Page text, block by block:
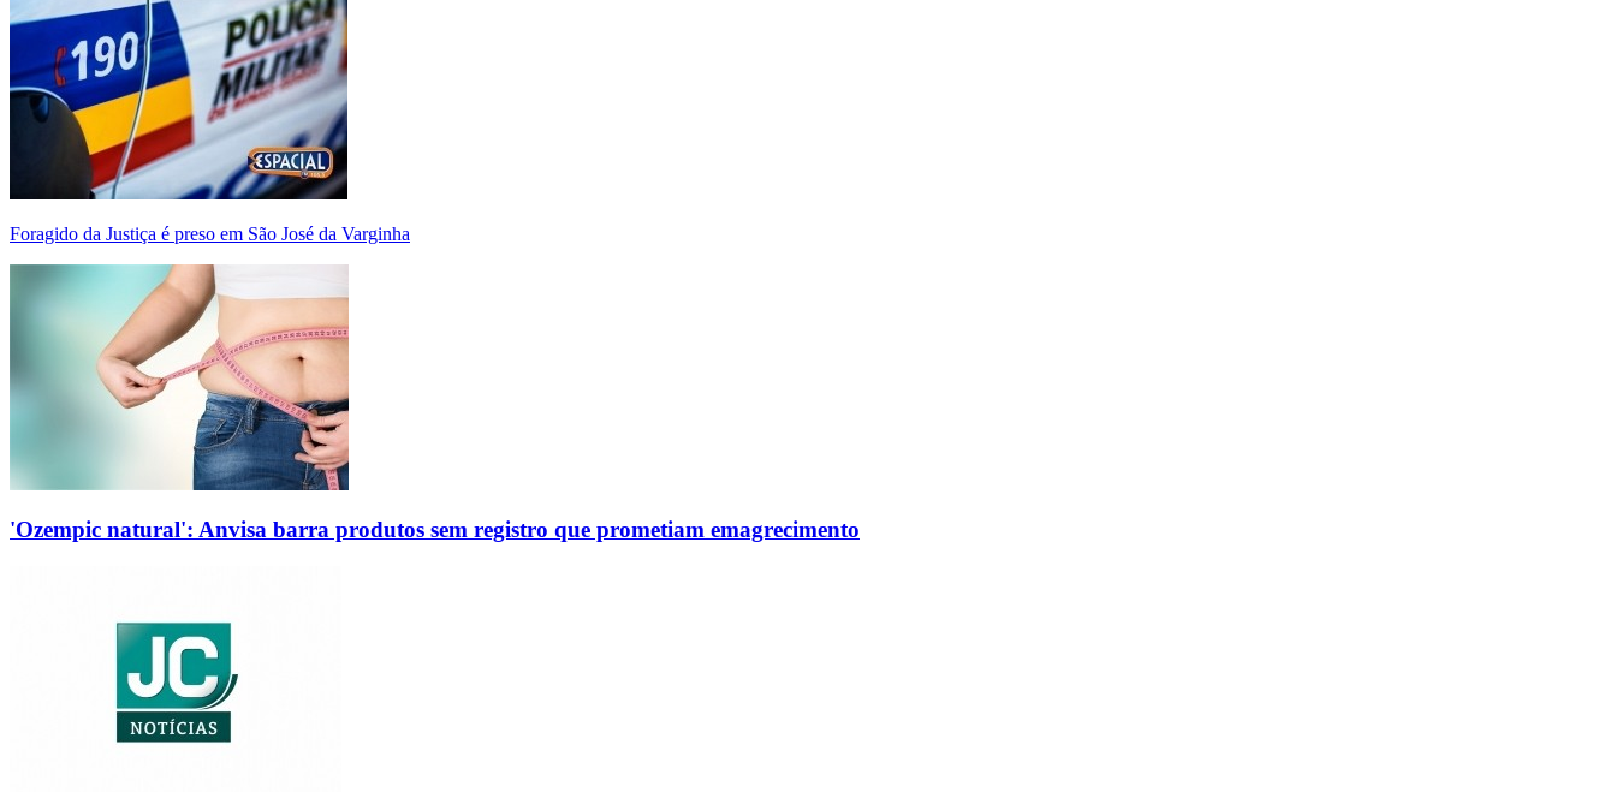
Foragido da Justiça é preso em São José da Varginha
'Ozempic natural': Anvisa barra produtos sem registro que prometiam emagrecimento